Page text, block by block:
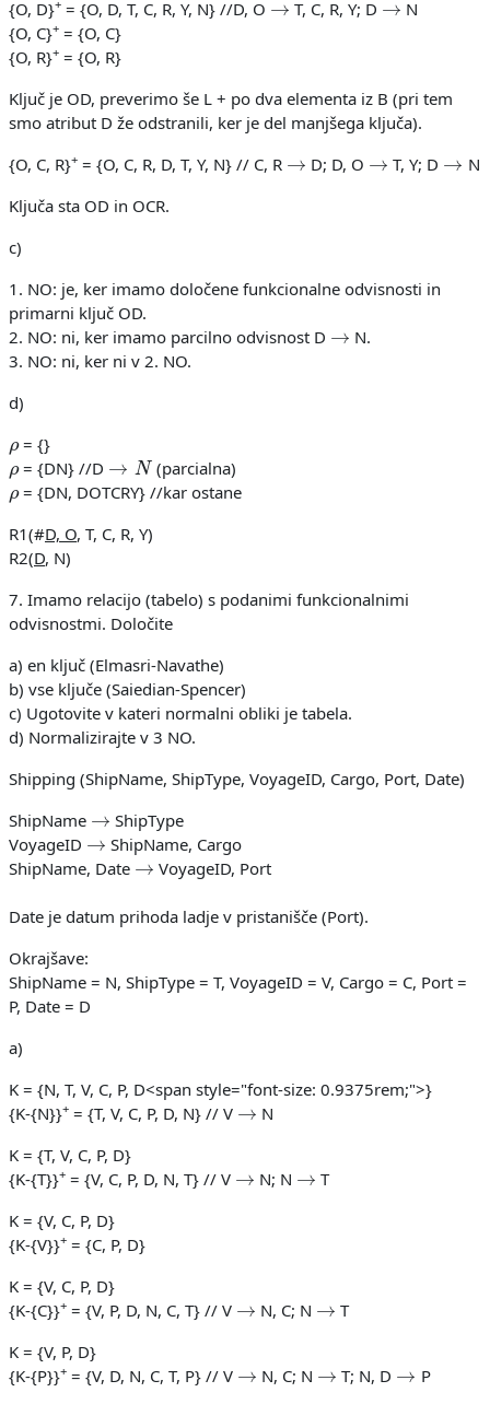
{O, D}+ = {O, D, T, C, R, Y, N} //D, O T, C, R, Y; D
N
{O, C}+ = {O, C}
{O, R}+ = {O, R}
Ključ je OD, preverimo še L + po dva elementa iz B (pri tem
smo atribut D že odstranili, ker je del manjšega ključa).
{O, C, R}+ = {O, C, R, D, T, Y, N} // C, R D; D, O T, Y; D
N
Ključa sta OD in OCR.
c)
1. NO: je, ker imamo določene funkcionalne odvisnosti in
primarni ključ OD.
2. NO: ni, ker imamo parcilno odvisnost D
N.
3. NO: ni, ker ni v 2. NO.
d)
= {}
ρ= {DN} //D N (parcialna)
ρ= {DN, DOTCRY} //kar ostane
R1(#D, O, T, C, R, Y)
R2(D, N)
7. Imamo relacijo (tabelo) s podanimi funkcionalnimi
odvisnostmi. Določite
a) en ključ (Elmasri-Navathe)
b) vse ključe (Saiedian-Spencer)
c) Ugotovite v kateri normalni obliki je tabela.
d) Normalizirajte v 3 NO.
Shipping (ShipName, ShipType, VoyageID, Cargo, Port, Date)
ShipName
ShipType
VoyageID → ShipName, Cargo
ShipName, Date → VoyageID, Port
Date je datum prihoda ladje v pristanišče (Port).
Okrajšave:
ShipName = N, ShipType = T, VoyageID = V, Cargo = C, Port =
P, Date = D
a)
K = {N, T, V, C, P, D<span style="font-size: 0.9375rem;">}
{K-{N}}+ = {T, V, C, P, D, N} // V → N
K = {T, V, C, P, D}
{K-{T}}+ = {V, C, P, D, N, T} // V N; N
T
K = {V, C, P, D}
{K-{V}}+ = {C, P, D}
K = {V, C, P, D}
{K-{C}}+ = {V, P, D, N, C, T} // V N, C; N
T
K = {V, P, D}
{K-{P}}+ = {V, D, N, C, T, P} // V N, C; N T; N, D
P